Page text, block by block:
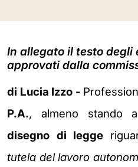
In allegato il testo degli
approvati dalla
di Lucia Izzo -
P.A., almeno stando
disegno di legge
tutela del lavoro